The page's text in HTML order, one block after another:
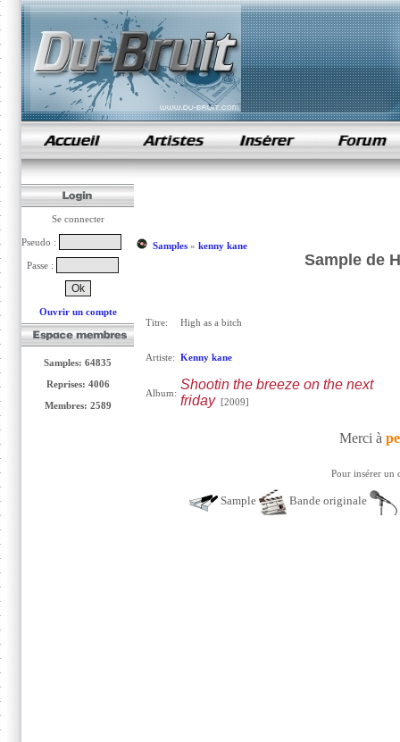
samples de rap
Se connecter
Pseudo :
Passe :
Ouvrir un compte
Samples: 64835
Reprises: 4006
Membres: 2589
Samples» kenny kane
Sample de
Titre: High as a bitch
Artiste: Kenny kane
Album:
Shootin the breeze on the next
friday[2009]
Merci à
Pour insérer un
Sample Bande originale